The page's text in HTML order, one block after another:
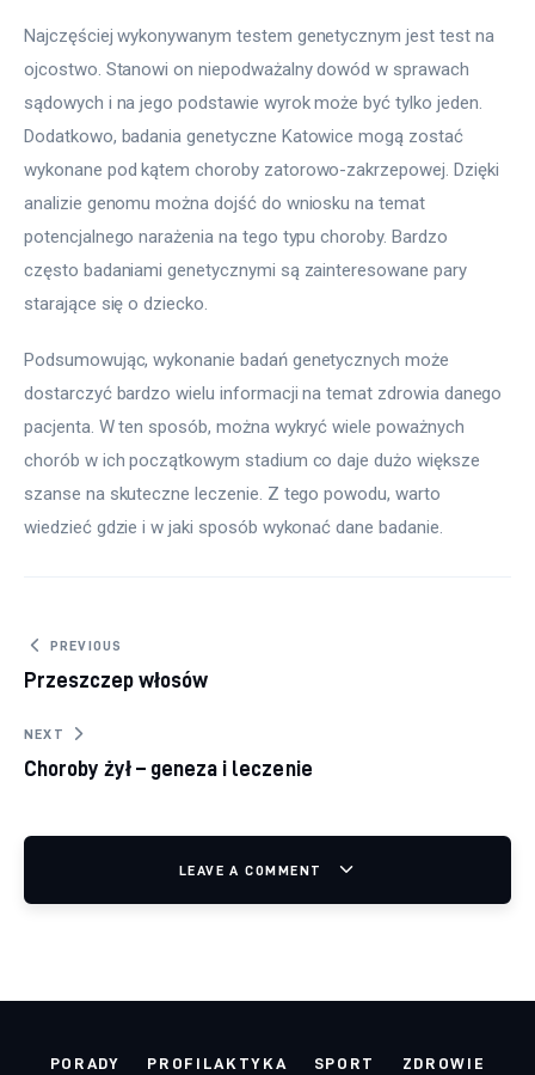
Najczęściej wykonywanym testem genetycznym jest test na
ojcostwo. Stanowi on niepodważalny dowód w sprawach
sądowych i na jego podstawie wyrok może być tylko jeden.
Dodatkowo, badania genetyczne Katowice mogą zostać
wykonane pod kątem choroby zatorowo-zakrzepowej. Dzięki
analizie genomu można dojść do wniosku na temat
potencjalnego narażenia na tego typu choroby. Bardzo
często badaniami genetycznymi są zainteresowane pary
starające się o dziecko.
Podsumowując, wykonanie badań genetycznych może
dostarczyć bardzo wielu informacji na temat zdrowia danego
pacjenta. W ten sposób, można wykryć wiele poważnych
chorób w ich początkowym stadium co daje dużo większe
szanse na skuteczne leczenie. Z tego powodu, warto
wiedzieć gdzie i w jaki sposób wykonać dane badanie.
Nawigacja wpisu
PREVIOUS
Przeszczep włosów
NEXT
Choroby żył – geneza i leczenie
LEAVE A COMMENT
PORADY PROFILAKTYKA SPORT ZDROWIE